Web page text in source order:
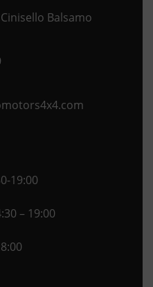
Balsamo
Opens
19:00
– 19:00